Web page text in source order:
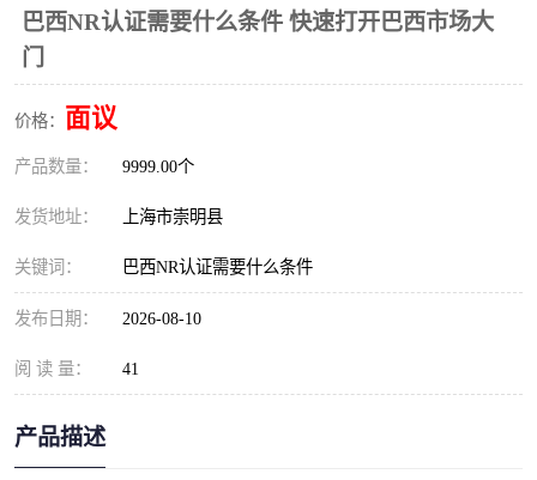
巴西NR认证需要什么条件 快速打开巴西市场大
门
价格： 面议
产品数量： 9999.00个
发货地址： 上海市崇明县
关键词： 巴西NR认证需要什么条件
发布日期： 2026-08-10
阅 读 量： 41
产品描述